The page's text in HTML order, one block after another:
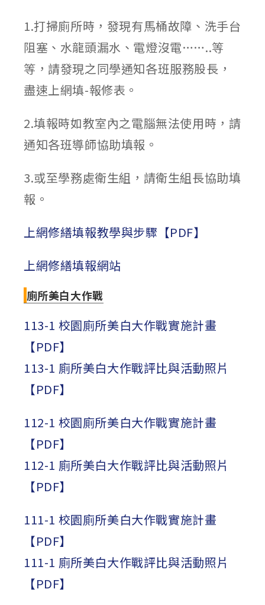
1.打掃廁所時，發現有馬桶故障、洗手台
阻塞、水龍頭漏水、電燈沒電……..等
等，請發現之同學通知各班服務股長，
盡速上網填-報修表。
2.填報時如教室內之電腦無法使用時，請
通知各班導師協助填報。
3.或至學務處衛生組，請衛生組長協助填
報。
上網修繕填報教學與步驟【PDF】
上網修繕填報網站
廁所美白大作戰
113-1 校園廁所美白大作戰實施計畫
【PDF】
113-1 廁所美白大作戰評比與活動照片
【PDF】
112-1 校園廁所美白大作戰實施計畫
【PDF】
112-1 廁所美白大作戰評比與活動照片
【PDF】
111-1 校園廁所美白大作戰實施計畫
【PDF】
111-1 廁所美白大作戰評比與活動照片
【PDF】